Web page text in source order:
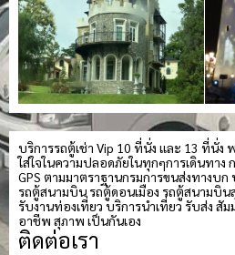
บริการรถตู้เช่า Vip 10 ที่นั่ง และ 13 ที่นั่ง
ใส่ใจในความปลอดภัยในทุกๆการเดินทา
GPS ตามมาตราฐานกรมการขนส่งทางบก
รถตู้สนามบิน รถตู้ดอนเมือง รถตู้สนามบิ
รับงานท่องเที่ยว บริการนำเที่ยว รับส่ง
อาชีพ สุภาพ เป็นกันเอง
ติดต่อเรา